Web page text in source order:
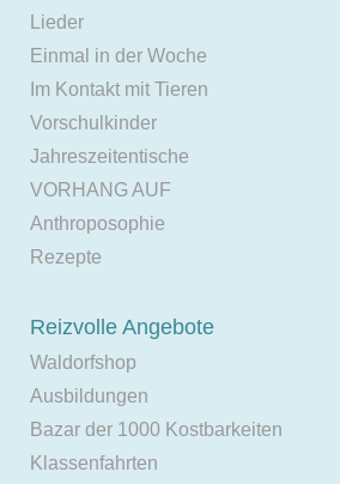
Lieder
Einmal in der Woche
Im Kontakt mit Tieren
Vorschulkinder
Jahreszeitentische
VORHANG AUF
Anthroposophie
Rezepte
Reizvolle Angebote
Waldorfshop
Ausbildungen
Bazar der 1000 Kostbarkeiten
Klassenfahrten